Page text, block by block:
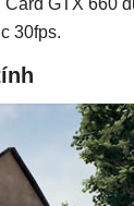
GTX 660
30fps.